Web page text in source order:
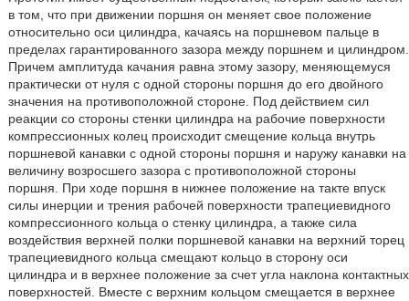
в том, что при движении поршня он меняет свое положение
относительно оси цилиндра, качаясь на поршневом пальце в
пределах гарантированного зазора между поршнем и цилиндром.
Причем амплитуда качания равна этому зазору, меняющемуся
практически от нуля с одной стороны поршня до его двойного
значения на противоположной стороне. Под действием сил
реакции со стороны стенки цилиндра на рабочие поверхности
компрессионных колец происходит смещение кольца внутрь
поршневой канавки с одной стороны поршня и наружу канавки на
величину возросшего зазора с противоположной стороны
поршня. При ходе поршня в нижнее положение на такте впуск
силы инерции и трения рабочей поверхности трапециевидного
компрессионного кольца о стенку цилиндра, а также сила
воздействия верхней полки поршневой канавки на верхний торец
трапециевидного кольца смещают кольцо в сторону оси
цилиндра и в верхнее положение за счет угла наклона контактных
поверхностей. Вместе с верхним кольцом смещается в верхнее